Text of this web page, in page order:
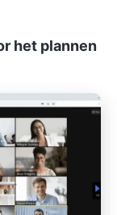
het plannen